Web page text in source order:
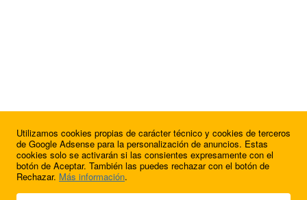
Utilizamos cookies propias de carácter técnico y cookies de terceros
de Google Adsense para la personalización de anuncios. Estas
cookies solo se activarán si las consientes expresamente con el
botón de Aceptar. También las puedes rechazar con el botón de
Rechazar. Más información.